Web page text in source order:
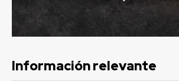
Información relevante